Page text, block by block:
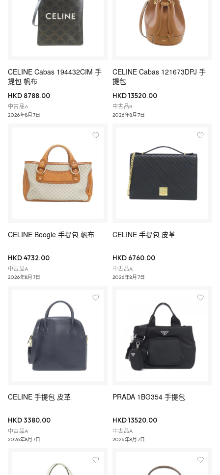
CELINE Cabas 194432CIM 手
提包 帆布
HKD 8788.00
中古品A
2026年8月7日
CELINE Cabas 121673DPJ 手
提包
HKD 13520.00
中古品B
2026年8月7日
CELINE Boogie 手提包 帆布
HKD 4732.00
中古品A
2026年8月7日
CELINE 手提包 皮革
HKD 6760.00
中古品A
2026年8月7日
CELINE 手提包 皮革
HKD 3380.00
中古品A
2026年8月7日
PRADA 1BG354 手提包
HKD 13520.00
中古品A
2026年8月7日